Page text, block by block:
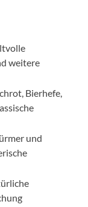
weitere
Bierhefe,
und